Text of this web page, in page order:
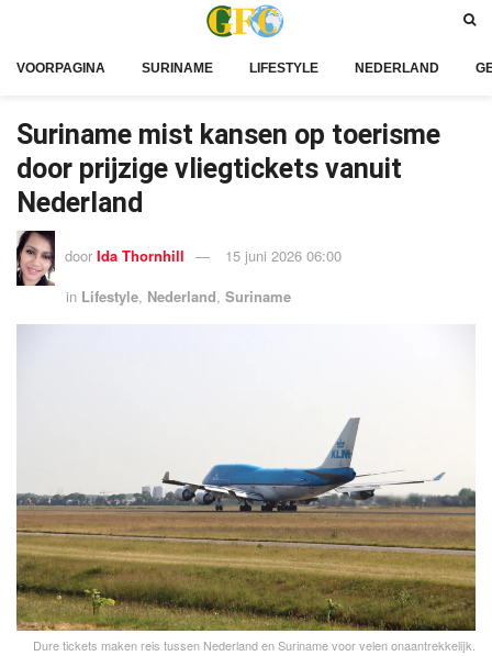
VOORPAGINA SURINAME LIFESTYLE NEDERLAND
Suriname mist kansen op toerisme
door prijzige vliegtickets vanuit
Nederland
door Ida Thornhill
15 juni 2026 06:00
in Lifestyle, Nederland, Suriname
Dure tickets maken reis tussen Nederland en Suriname voor velen onaantrekkelijk.